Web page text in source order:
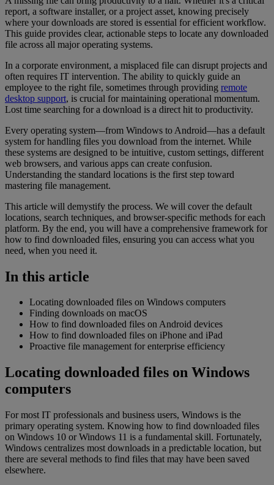
report, a software installer, or a project asset, knowing precisely
where your downloads are stored is essential for efficient workflow.
This guide provides clear, actionable steps to locate any downloaded
file across all major operating systems.
In a corporate environment, a misplaced file can disrupt projects and
often requires IT intervention. The ability to quickly guide an
employee to the right file, sometimes through providing remote
desktop support, is crucial for maintaining operational momentum.
Lost time searching for a download is a direct hit to productivity.
Every operating system—from Windows to Android—has a default
system for handling files you download from the internet. While
these systems are designed to be intuitive, custom settings, different
web browsers, and various apps can create confusion.
Understanding the standard locations is the first step toward
mastering file management.
This article will demystify the process. We will cover the default
locations, search techniques, and browser-specific methods for each
platform. By the end, you will have a comprehensive framework for
how to find downloaded files, ensuring you can access what you
need, when you need it.
In this article
Locating downloaded files on Windows computers
Finding downloads on macOS
How to find downloaded files on Android devices
How to find downloaded files on iPhone and iPad
Proactive file management for enterprise efficiency
Locating downloaded files on Windows
computers
For most IT professionals and business users, Windows is the
primary operating system. Knowing how to find downloaded files
on Windows 10 or Windows 11 is a fundamental skill. Fortunately,
Windows centralizes most downloads in a predictable location, but
there are several methods to find files that may have been saved
elsewhere.